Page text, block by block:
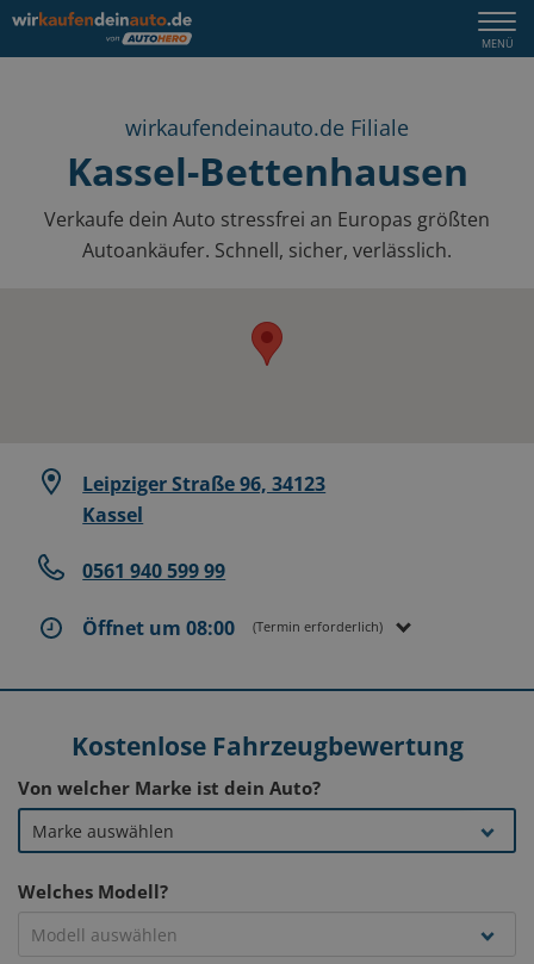
MENÜ
wirkaufendeinauto.de Filiale
Kassel-Bettenhausen
Verkaufe dein Auto stressfrei an Europas größten
Autoankäufer. Schnell, sicher, verlässlich.
Leipziger Straße 96, 34123
Kassel
0561 940 599 99
Öffnet um 08:00 (Termin erforderlich)
Kostenlose Fahrzeugbewertung
Von welcher Marke ist dein Auto?
Welches Modell?